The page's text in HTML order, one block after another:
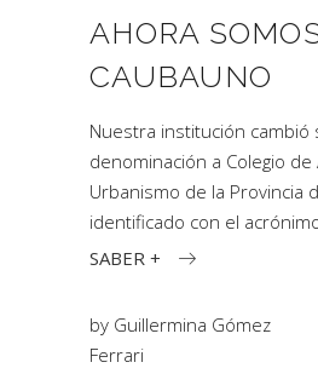
AHORA
CAUBAUNO
Nuestra institución cambió
denominación a Colegio
Urbanismo de la Provincia
identificado con el
SABER +
by Guillermina Gómez
Ferrari